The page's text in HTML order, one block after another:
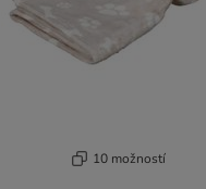
10 možností